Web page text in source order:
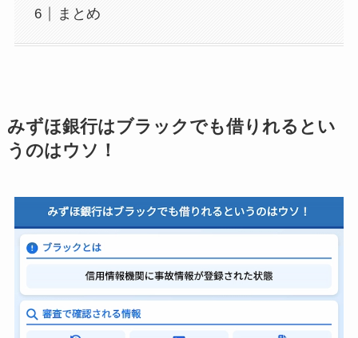
まとめ
みずほ銀行はブラックでも借りれるとい
うのはウソ！